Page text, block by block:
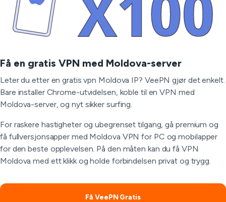
Få en gratis VPN med Moldova-server
Leter du etter en gratis vpn Moldova IP? VeePN gjør det enkelt.
Bare installer Chrome-utvidelsen, koble til en VPN med
Moldova-server, og nyt sikker surfing.
For raskere hastigheter og ubegrenset tilgang, gå premium og
få fullversjonsapper med Moldova VPN for PC og mobilapper
for den beste opplevelsen. På den måten kan du få VPN
Moldova med ett klikk og holde forbindelsen privat og trygg.
Få VeePN Gratis